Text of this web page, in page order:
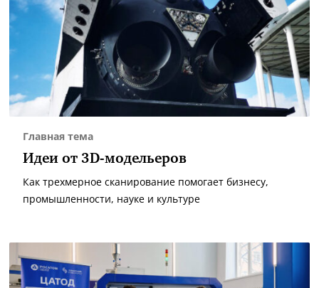
Главная тема
Идеи от 3D-модельеров
Как трехмерное сканирование помогает бизнесу,
промышленности, науке и культуре